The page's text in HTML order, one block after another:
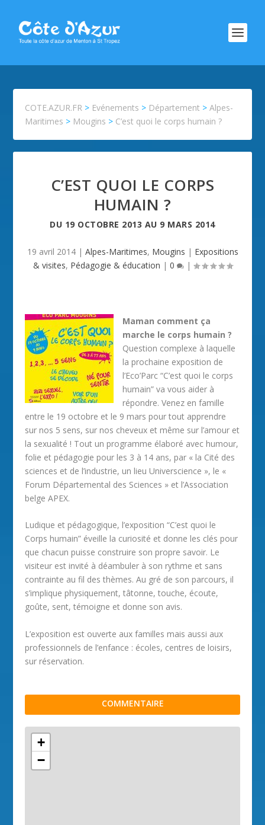
COTE.AZUR.FR > Evénements > Département >Alpes-
Maritimes > Mougins > C’est quoi le corps humain ?
C’EST QUOI LE CORPS
HUMAIN ?
DU 19 OCTOBRE 2013 AU 9 MARS 2014
19 avril 2014| Alpes-Maritimes, Mougins | Expositions
& visites, Pédagogie & éducation | 0 |
Maman comment ça
marche le corps humain ?
Question complexe à laquelle
la prochaine exposition de
l’Eco’Parc “C’est quoi le corps
humain” va vous aider à
répondre. Venez en famille
entre le 19 octobre et le 9 mars pour tout apprendre
sur nos 5 sens, sur nos cheveux et même sur l’amour et
la sexualité ! Tout un programme élaboré avec humour,
folie et pédagogie pour les 3 à 14 ans, par « la Cité des
sciences et de l’industrie, un lieu Universcience », le «
Forum Départemental des Sciences » et l’Association
belge APEX.
Ludique et pédagogique, l’exposition “C’est quoi le
Corps humain” éveille la curiosité et donne les clés pour
que chacun puisse construire son propre savoir. Le
visiteur est invité à déambuler à son rythme et sans
contrainte au fil des thèmes. Au gré de son parcours, il
s’implique physiquement, tâtonne, touche, écoute,
goûte, sent, témoigne et donne son avis.
L’exposition est ouverte aux familles mais aussi aux
professionnels de l’enfance : écoles, centres de loisirs,
sur réservation.
COMMENTAIRE
+
−